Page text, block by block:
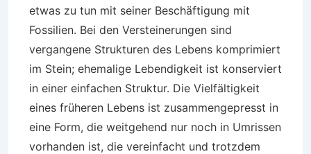
etwas zu tun mit seiner Beschäftigung mit
Fossilien. Bei den Versteinerungen sind
vergangene Strukturen des Lebens komprimiert
im Stein; ehemalige Lebendigkeit ist konserviert
in einer einfachen Struktur. Die Vielfältigkeit
eines früheren Lebens ist zusammengepresst in
eine Form, die weitgehend nur noch in Umrissen
vorhanden ist, die vereinfacht und trotzdem